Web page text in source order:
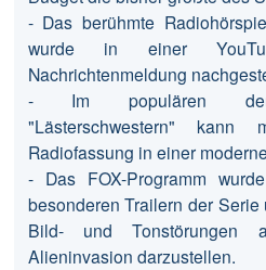
- Das berühmte
wurde in einer
Nachrichtenmeldung
- Im populären
"Lästerschwestern"
Radiofassung in einer
- Das FOX-Programm
besonderen Trailern der
Bild- und Tonstörungen
Alieninvasion darzustellen.